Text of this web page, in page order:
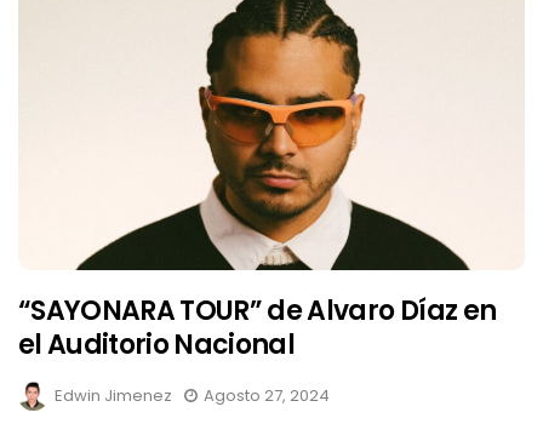
“SAYONARA TOUR” de Alvaro Díaz en
el Auditorio Nacional
Edwin Jimenez Agosto 27, 2024